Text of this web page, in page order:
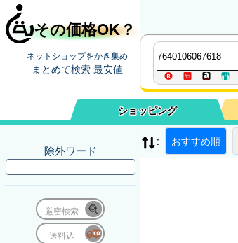
その価格OK？
ネットショップをかき集め
まとめて検索 最安値
ショッピング
除外ワード
厳密検索
送料込
: おすすめ順